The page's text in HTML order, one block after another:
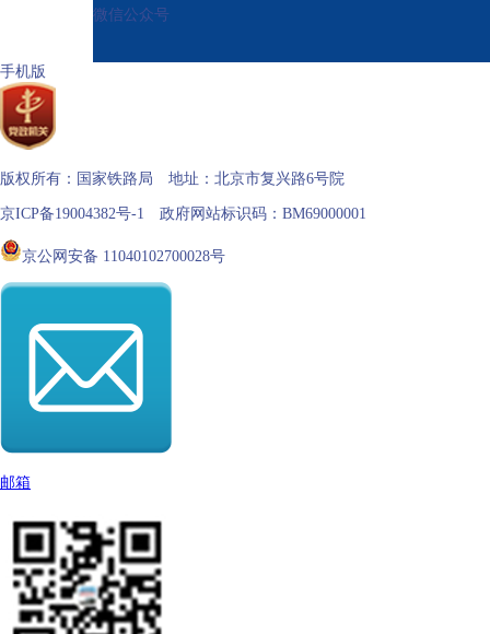
微信公众号
手机版
版权所有：国家铁路局 地址：北京市复兴路6号院
京ICP备19004382号-1 政府网站标识码：BM69000001
京公网安备 11040102700028号
邮箱